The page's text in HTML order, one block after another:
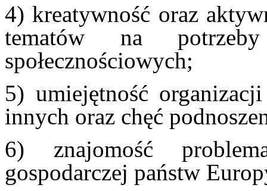
4) kreatywność oraz
tematów na
społecznościowych;
5) umiejętność
innych oraz chęć
6) znajomość
gospodarczej państw